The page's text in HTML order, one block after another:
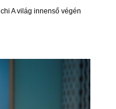
A világ innenső végén